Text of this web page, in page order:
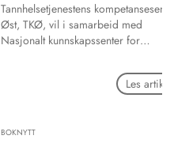
Tannhelsetjenestens
Øst, TKØ, vil i samarbeid med
Nasjonalt kunnskapssenter for
og tannpleiere i sin region:
Oppland, Akershus, Oslo og Østfold.
Les
BOKNYTT